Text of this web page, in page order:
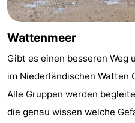
Spielplätze
Natur
Sport
Wattenmeer
Gibt es einen besseren Weg
im Niederländischen Watten
Alle Gruppen werden
die genau wissen welche